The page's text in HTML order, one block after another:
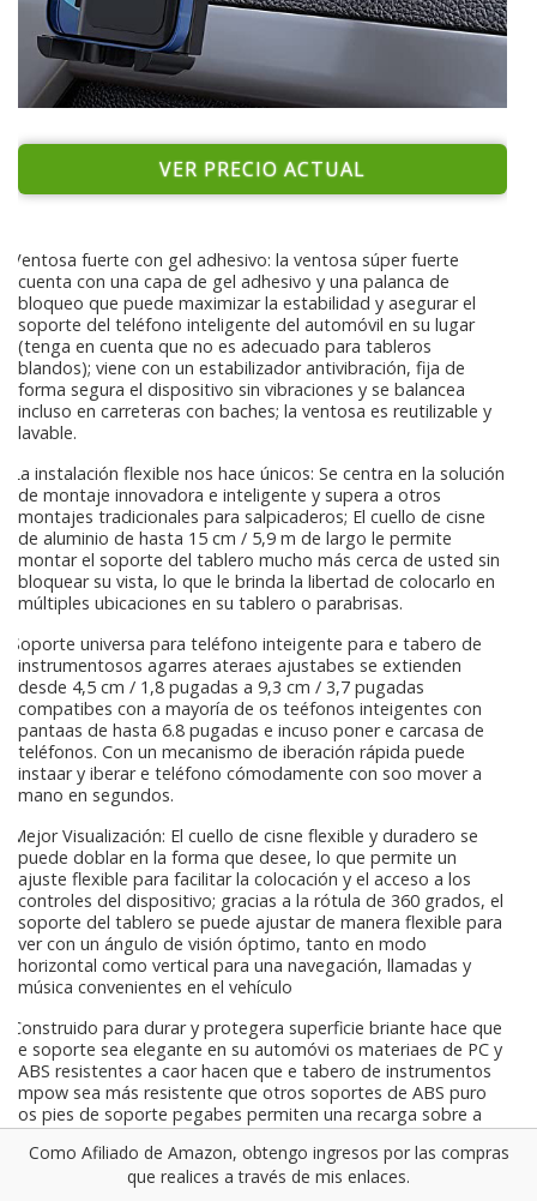
VER PRECIO ACTUAL
Ventosa fuerte con gel adhesivo: la ventosa súper fuerte
cuenta con una capa de gel adhesivo y una palanca de
bloqueo que puede maximizar la estabilidad y asegurar el
soporte del teléfono inteligente del automóvil en su lugar
(tenga en cuenta que no es adecuado para tableros
blandos); viene con un estabilizador antivibración, fija de
forma segura el dispositivo sin vibraciones y se balancea
incluso en carreteras con baches; la ventosa es reutilizable y
lavable.
La instalación flexible nos hace únicos: Se centra en la solución
de montaje innovadora e inteligente y supera a otros
montajes tradicionales para salpicaderos; El cuello de cisne
de aluminio de hasta 15 cm / 5,9 m de largo le permite
montar el soporte del tablero mucho más cerca de usted sin
bloquear su vista, lo que le brinda la libertad de colocarlo en
múltiples ubicaciones en su tablero o parabrisas.
Soporte universa para teléfono inteigente para e tabero de
instrumentosos agarres ateraes ajustabes se extienden
desde 4,5 cm / 1,8 pugadas a 9,3 cm / 3,7 pugadas
compatibes con a mayoría de os teéfonos inteigentes con
pantaas de hasta 6.8 pugadas e incuso poner e carcasa de
teléfonos. Con un mecanismo de iberación rápida puede
instaar y iberar e teléfono cómodamente con soo mover a
mano en segundos.
Mejor Visualización: El cuello de cisne flexible y duradero se
puede doblar en la forma que desee, lo que permite un
ajuste flexible para facilitar la colocación y el acceso a los
controles del dispositivo; gracias a la rótula de 360 grados, el
soporte del tablero se puede ajustar de manera flexible para
ver con un ángulo de visión óptimo, tanto en modo
horizontal como vertical para una navegación, llamadas y
música convenientes en el vehículo
Construido para durar y protegera superficie briante hace que
e soporte sea elegante en su automóvi os materiaes de PC y
ABS resistentes a caor hacen que e tabero de instrumentos
mpow sea más resistente que otros soportes de ABS puro
os pies de soporte pegabes permiten una recarga sobre a
marcha notano es aconsejabe instaar e soporte de teéfono
de automóvi en superficies de tabero que sean demasiado
rugosas o curvas.
Como Afiliado de Amazon, obtengo ingresos por las compras
que realices a través de mis enlaces.